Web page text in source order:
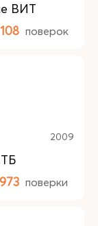
ВИТ
поверок
2009
973 поверки